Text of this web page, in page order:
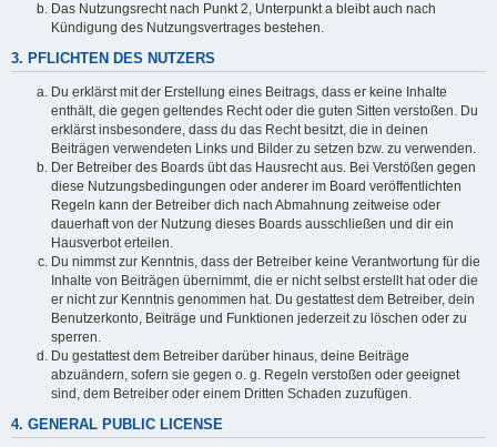
Das Nutzungsrecht nach Punkt 2, Unterpunkt a bleibt auch nach
Kündigung des Nutzungsvertrages bestehen.
3. PFLICHTEN DES NUTZERS
Du erklärst mit der Erstellung eines Beitrags, dass er keine Inhalte
enthält, die gegen geltendes Recht oder die guten Sitten verstoßen. Du
erklärst insbesondere, dass du das Recht besitzt, die in deinen
Beiträgen verwendeten Links und Bilder zu setzen bzw. zu verwenden.
Der Betreiber des Boards übt das Hausrecht aus. Bei Verstößen gegen
diese Nutzungsbedingungen oder anderer im Board veröffentlichten
Regeln kann der Betreiber dich nach Abmahnung zeitweise oder
dauerhaft von der Nutzung dieses Boards ausschließen und dir ein
Hausverbot erteilen.
Du nimmst zur Kenntnis, dass der Betreiber keine Verantwortung für die
Inhalte von Beiträgen übernimmt, die er nicht selbst erstellt hat oder die
er nicht zur Kenntnis genommen hat. Du gestattest dem Betreiber, dein
Benutzerkonto, Beiträge und Funktionen jederzeit zu löschen oder zu
sperren.
Du gestattest dem Betreiber darüber hinaus, deine Beiträge
abzuändern, sofern sie gegen o. g. Regeln verstoßen oder geeignet
sind, dem Betreiber oder einem Dritten Schaden zuzufügen.
4. GENERAL PUBLIC LICENSE